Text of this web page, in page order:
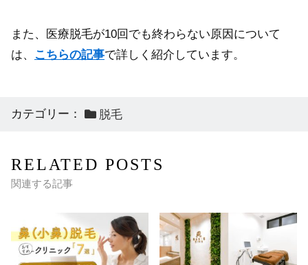
また、医療脱毛が10回でも終わらない原因について
は、
こちらの記事で詳しく紹介しています。
カテゴリー： 脱毛
RELATED POSTS
関連する記事